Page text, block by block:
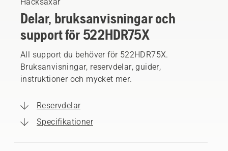
Delar, bruksanvisningar och
support för 522HDR75X
All support du behöver för 522HDR75X.
Bruksanvisningar, reservdelar, guider,
instruktioner och mycket mer.
Reservdelar
Specifikationer